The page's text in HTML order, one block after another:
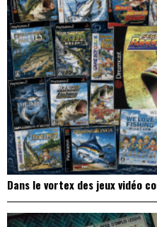
Dans le vortex des jeux vidéo